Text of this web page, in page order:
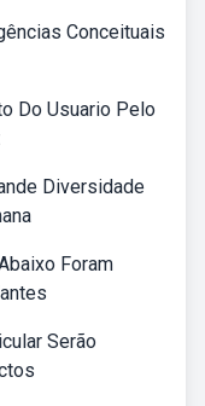
Conceituais
Do Usuario Pelo
Diversidade
Foram
Serão